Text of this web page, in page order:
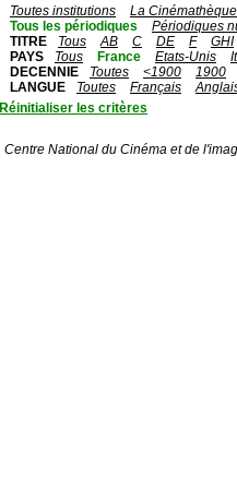
Toutes institutions
La
Tous les périodiques
Périodiques
TITRE
Tous AB C DE F
GHI
PAYS
Tous France Etats-Unis
DECENNIE
Toutes <1900
1900
LANGUE
Toutes Français
Réinitialiser les critères
Centre National du Cinéma et de